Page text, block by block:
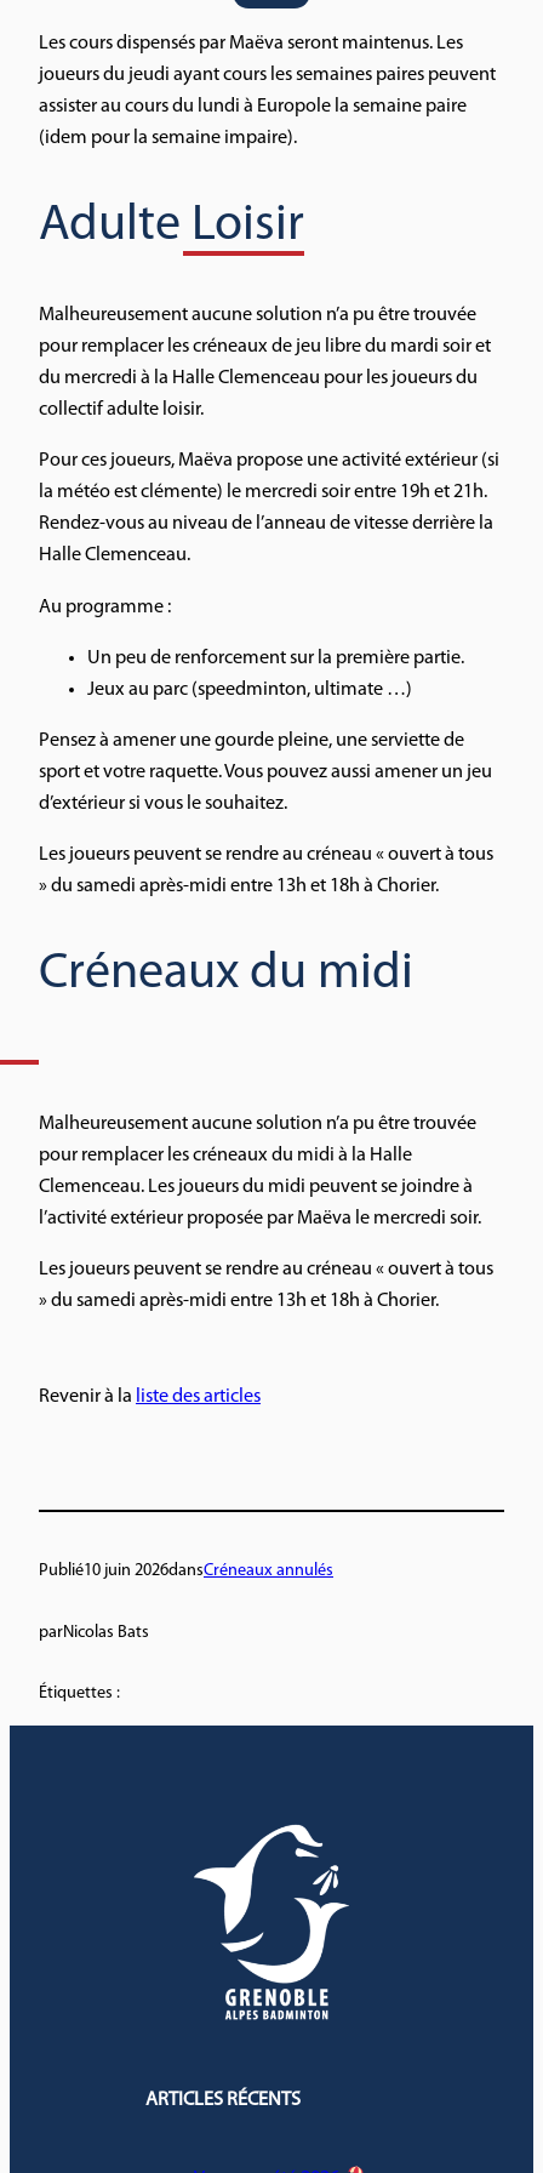
Les cours dispensés par Maëva seront maintenus. Les
joueurs du jeudi ayant cours les semaines paires peuvent
assister au cours du lundi à Europole la semaine paire
(idem pour la semaine impaire).
Adulte Loisir
Malheureusement aucune solution n’a pu être trouvée
pour remplacer les créneaux de jeu libre du mardi soir et
du mercredi à la Halle Clemenceau pour les joueurs du
collectif adulte loisir.
Pour ces joueurs, Maëva propose une activité extérieur (si
la météo est clémente) le mercredi soir entre 19h et 21h.
Rendez-vous au niveau de l’anneau de vitesse derrière la
Halle Clemenceau.
Au programme :
Un peu de renforcement sur la première partie.
Jeux au parc (speedminton, ultimate …)
Pensez à amener une gourde pleine, une serviette de
sport et votre raquette. Vous pouvez aussi amener un jeu
d’extérieur si vous le souhaitez.
Les joueurs peuvent se rendre au créneau « ouvert à tous
» du samedi après-midi entre 13h et 18h à Chorier.
Créneaux du midi
Malheureusement aucune solution n’a pu être trouvée
pour remplacer les créneaux du midi à la Halle
Clemenceau. Les joueurs du midi peuvent se joindre à
l’activité extérieur proposée par Maëva le mercredi soir.
Les joueurs peuvent se rendre au créneau « ouvert à tous
» du samedi après-midi entre 13h et 18h à Chorier.
Revenir à la liste des articles
Publié10 juin 2026dansCréneaux annulés
parNicolas Bats
Étiquettes :
ARTICLES RÉCENTS